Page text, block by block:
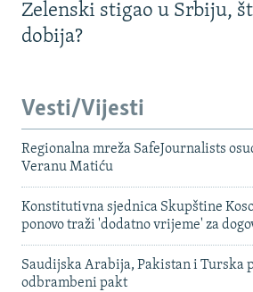
Zelenski stigao u Srbiju,
dobija?
Vesti/Vijesti
Regionalna mreža SafeJournalists
Veranu Matiću
Konstitutivna sjednica Skupštine
ponovo traži 'dodatno vrijeme' za
Saudijska Arabija, Pakistan i Turska
odbrambeni pakt